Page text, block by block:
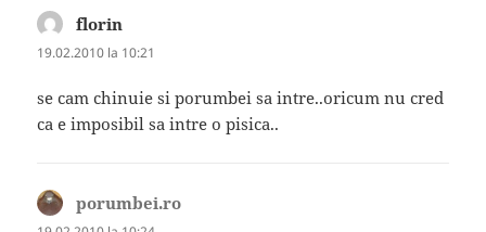
florin
19.02.2010 la 10:21
se cam chinuie si porumbei sa intre..oricum nu cred
ca e imposibil sa intre o pisica..
porumbei.ro